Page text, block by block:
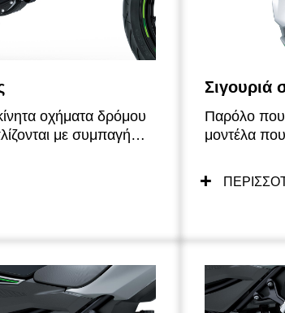
οχήματα δρόμου
με συμπαγή
στην
στις χαμηλές
όπως το
Walk κάνουν
την εμπειρία. Ο
Σιγουριά
Παρόλο που
μοντέλα που
Kawasaki
σιγουριάς
ευκινησίας
αναβάτες